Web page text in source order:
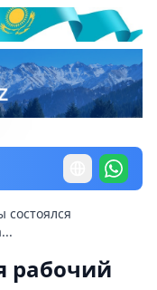
состоялся
рабочий